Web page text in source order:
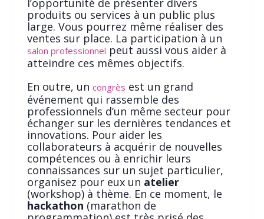
l’opportunité de présenter divers
produits ou services à un public plus
large. Vous pourrez même réaliser des
ventes sur place. La participation à un
salon professionnel peut aussi vous aider à
atteindre ces mêmes objectifs.
En outre, un congrès est un grand
événement qui rassemble des
professionnels d’un même secteur pour
échanger sur les dernières tendances et
innovations. Pour aider les
collaborateurs à acquérir de nouvelles
compétences ou à enrichir leurs
connaissances sur un sujet particulier,
organisez pour eux un atelier
(workshop) à thème. En ce moment, le
hackathon (marathon de